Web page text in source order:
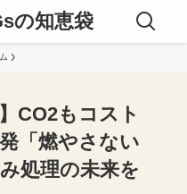
の知恵袋
CO2もコスト
「燃やさない
処理の未来を